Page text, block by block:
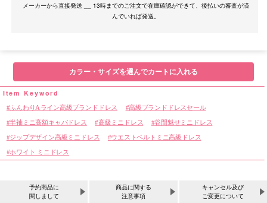
メーカーから直接発送 __ 13時までのご注文で在庫確認ができて、後払いの審査が済
カラー・サイズを選んでカートに入れる
ふんわりAライン高級ブランドドレス
高級ブランドドレスセール
半袖ミニ高額キャバドレス
高級ミニドレス 谷間魅せミニドレス
ジップデザイン高級ミニドレス ウエストベルトミニ高級ドレス
ホワイト ミニドレス
予約商品に
関しまして
商品に関する
注意事項
キャンセル及び
ご変更について